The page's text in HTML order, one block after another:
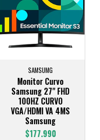
SAMSUMG
Monitor Curvo
Samsung 27" FHD
100HZ CURVO
VGA/HDMI VA 4MS
Samsung
$177.990